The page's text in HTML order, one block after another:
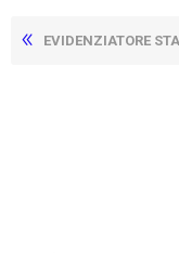
EVIDENZIATORE STABILO